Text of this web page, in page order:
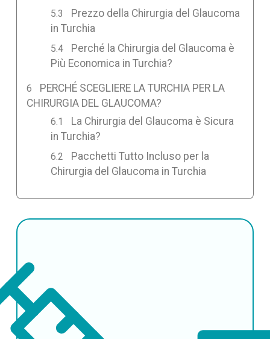
Prezzo della Chirurgia del Glaucoma
in Turchia
Perché la Chirurgia del Glaucoma è
Più Economica in Turchia?
PERCHÉ SCEGLIERE LA TURCHIA PER LA
CHIRURGIA DEL GLAUCOMA?
La Chirurgia del Glaucoma è Sicura
in Turchia?
Pacchetti Tutto Incluso per la
Chirurgia del Glaucoma in Turchia